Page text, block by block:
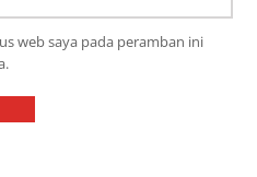
web saya pada peramban ini